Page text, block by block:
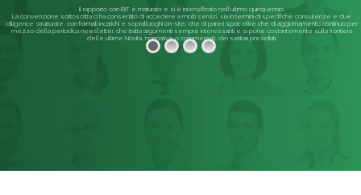
Il rapporto con BIT è maturato e si è intensificato nell'ultimo quinquennio.
La convenzione sottoscritta ci ha consentito di accedere a molti servizi, sia in termini di specifiche consulenze e due
diligence strutturate, con formali incarichi e sopralluoghi on-site, che di pareri spot; oltre che di aggiornamento continuo per
mezzo della periodica newsletter, che tratta argomenti sempre interessanti e si pone costantemente sulla frontiera
delle ultime Novità, normative o commerciali, dei settori presidiati.
Leggi di più